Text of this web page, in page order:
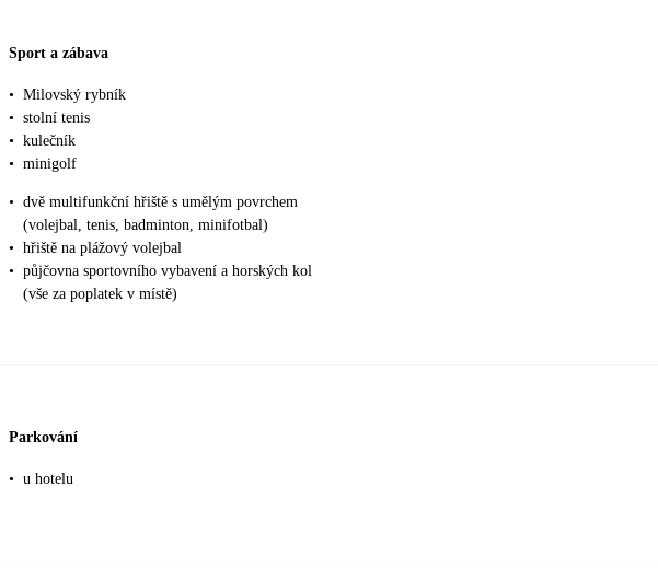
Sport a zábava
• Milovský rybník
• stolní tenis
• kulečník
• minigolf
• dvě multifunkční hřiště s umělým povrchem
(volejbal, tenis, badminton, minifotbal)
• hřiště na plážový volejbal
• půjčovna sportovního vybavení a horských kol
(vše za poplatek v místě)
Parkování
• u hotelu